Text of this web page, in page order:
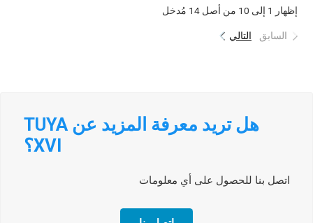
إظهار 1 إلى 10 من أصل 14 مُدخل
السابق التالي
هل تريد معرفة المزيد عن TUYA
XVI؟
اتصل بنا للحصول على أي معلومات